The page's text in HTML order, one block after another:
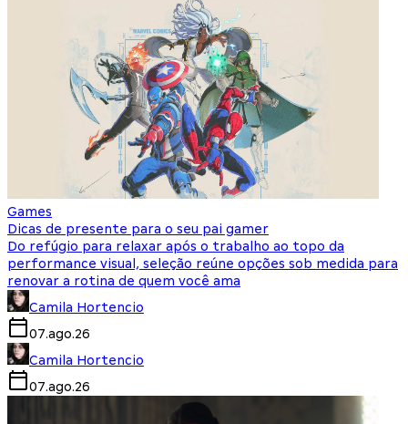
Games
Dicas de presente para o seu pai gamer
Do refúgio para relaxar após o trabalho ao topo da
performance visual, seleção reúne opções sob medida para
renovar a rotina de quem você ama
Camila Hortencio
07.ago.26
Camila Hortencio
07.ago.26